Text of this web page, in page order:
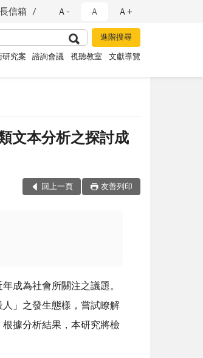
信箱 Ａ- Ａ Ａ+
研究案 諮詢會議 視聽教室 文獻導覽
文本分析之探討成
回上一頁 友善列印
成為社會所關注之議題。
」之發生態樣，嘗試瞭解
據分析結果，本研究將檢